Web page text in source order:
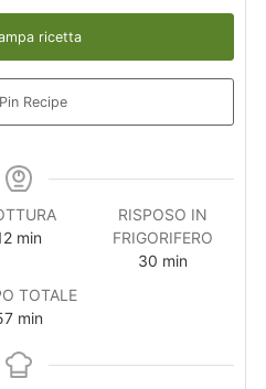
ricetta
Pin Recipe
min
RISPOSO IN
FRIGORIFERO
30 min
TOTALE
min